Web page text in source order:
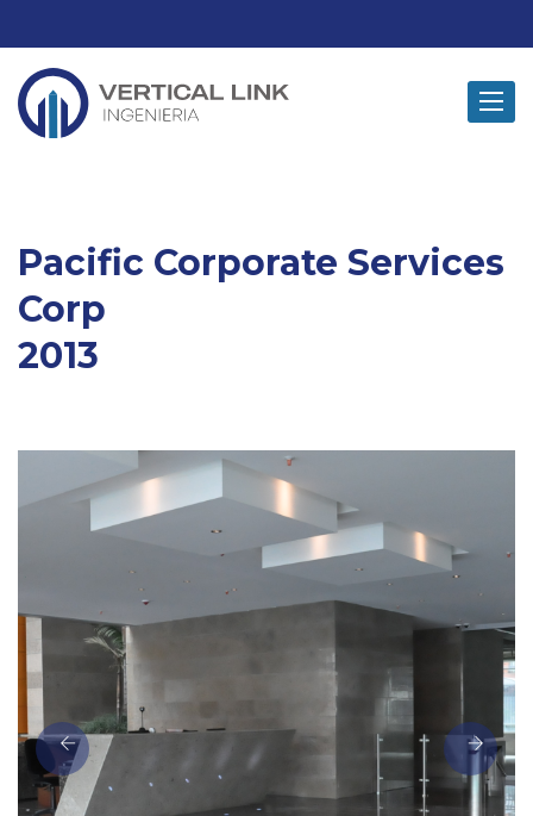
Toggle
Pacific Corporate Services
Corp
2013